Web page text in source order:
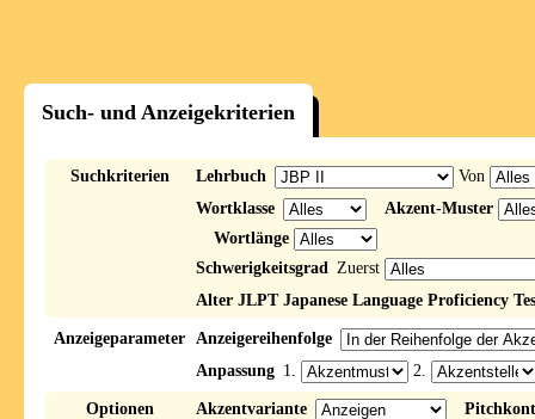
Such- und Anzeigekriterien
Suchkriterien Lehrbuch
Von
Wortklasse
Akzent-Muster
Wortlänge
Schwerigkeitsgrad Zuerst
Alter JLPT Japanese Language Proficiency
Anzeigeparameter Anzeigereihenfolge
Anpassung 1. 2.
Optionen Akzentvariante